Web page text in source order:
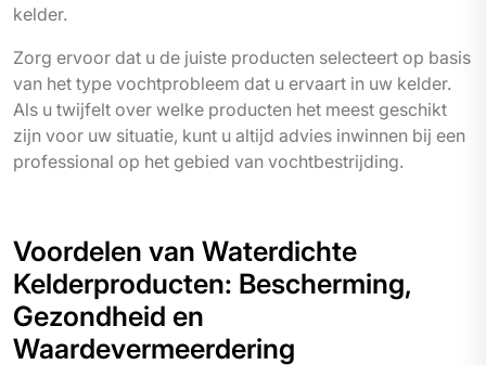
kelder.
Zorg ervoor dat u de juiste producten selecteert op basis
van het type vochtprobleem dat u ervaart in uw kelder.
Als u twijfelt over welke producten het meest geschikt
zijn voor uw situatie, kunt u altijd advies inwinnen bij een
professional op het gebied van vochtbestrijding.
Voordelen van Waterdichte
Kelderproducten: Bescherming,
Gezondheid en
Waardevermeerdering